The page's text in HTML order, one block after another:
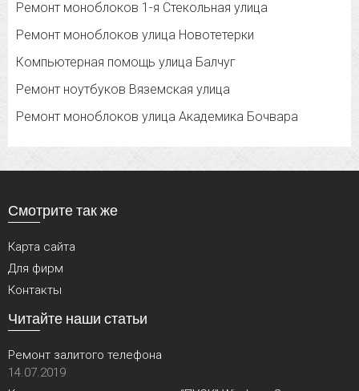
Ремонт моноблоков 1-я Стекольная улица
Ремонт моноблоков улица Новотетерки
Компьютерная помощь улица Балчуг
Ремонт ноутбуков Вяземская улица
Ремонт моноблоков улица Академика Бочвара
Смотрите так же
Карта сайта
Для фирм
Контакты
Читайте наши статьи
Ремонт залитого телефона
14.07.2019